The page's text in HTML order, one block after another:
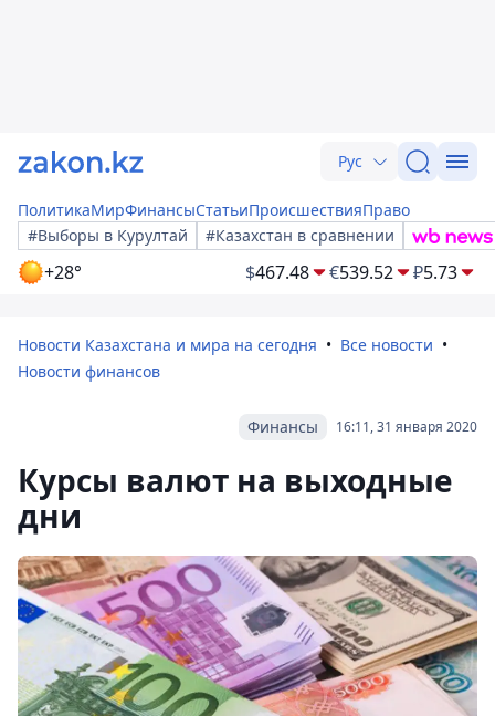
Рус
ПолитикаМирФинансыСтатьиПроисшествияПраво
#Выборы в Курултай
#Казахстан в сравнении
+28° $467.48 €539.52 ₽5.73
Новости Казахстана и мира на сегодня
Все новости
Новости финансов
16:11, 31 января 2020
Финансы
Курсы валют на выходные
дни